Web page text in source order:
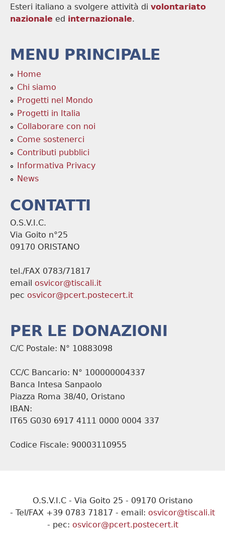
Esteri italiano a svolgere attività di volontariato
nazionale ed internazionale.
MENU PRINCIPALE
Home
Chi siamo
Progetti nel Mondo
Progetti in Italia
Collaborare con noi
Come sostenerci
Contributi pubblici
Informativa Privacy
News
CONTATTI
O.S.V.I.C.
Via Goito n°25
09170 ORISTANO
tel./FAX 0783/71817
email osvicor@tiscali.it
pec osvicor@pcert.postecert.it
PER LE DONAZIONI
C/C Postale: N° 10883098
CC/C Bancario: N° 100000004337
Banca Intesa Sanpaolo
Piazza Roma 38/40, Oristano
IBAN:
IT65 G030 6917 4111 0000 0004 337
Codice Fiscale: 90003110955
O.S.V.I.C - Via Goito 25 - 09170 Oristano
- Tel/FAX +39 0783 71817 - email: osvicor@tiscali.it
- pec: osvicor@pcert.postecert.it